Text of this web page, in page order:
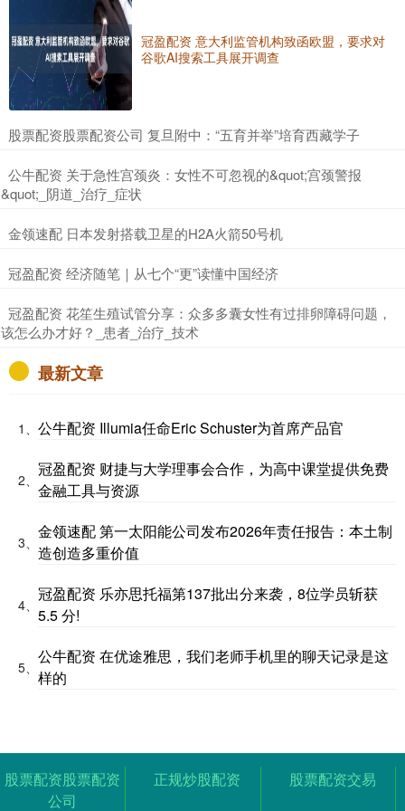
冠盈配资 意大利监管机构致函欧盟，要求对
谷歌AI搜索工具展开调查
​股票配资股票配资公司 复旦附中：“五育并举”培育西藏学子
​公牛配资 关于急性宫颈炎：女性不可忽视的&quot;宫颈警报
&quot;_阴道_治疗_症状
​金领速配 日本发射搭载卫星的H2A火箭50号机
​冠盈配资 经济随笔｜从七个“更”读懂中国经济
​冠盈配资 花笙生殖试管分享：众多多囊女性有过排卵障碍问题，
该怎么办才好？_患者_治疗_技术
最新文章
1、 公牛配资 Illumia任命Eric Schuster为首席产品官
2、
冠盈配资 财捷与大学理事会合作，为高中课堂提供免费
金融工具与资源
3、
金领速配 第一太阳能公司发布2026年责任报告：本土制
造创造多重价值
4、
冠盈配资 乐亦思托福第137批出分来袭，8位学员斩获
5.5 分!
5、
公牛配资 在优途雅思，我们老师手机里的聊天记录是这
样的
股票配资股票配资
公司
正规炒股配资 股票配资交易